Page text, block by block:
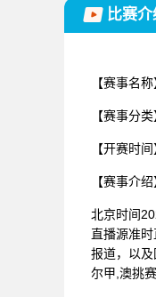
比赛
【赛事名称
【赛事分类
【开赛时间
【赛事介绍
北京时间
直播源准
报道，以
尔甲,澳挑